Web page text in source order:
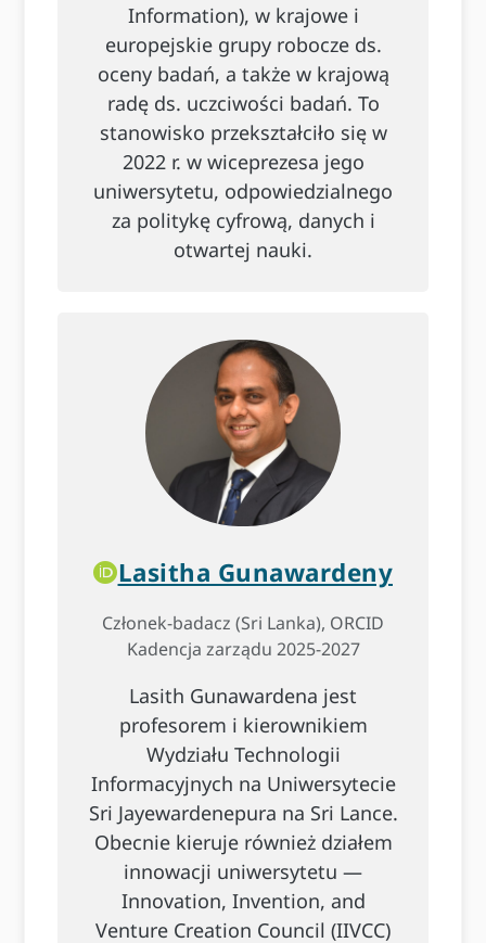
Information), w krajowe i
europejskie grupy robocze ds.
oceny badań, a także w krajową
radę ds. uczciwości badań. To
stanowisko przekształciło się w
2022 r. w wiceprezesa jego
uniwersytetu, odpowiedzialnego
za politykę cyfrową, danych i
otwartej nauki.
Lasitha Gunawardeny
Członek-badacz (Sri Lanka), ORCID
Kadencja zarządu 2025-2027
Lasith Gunawardena jest
profesorem i kierownikiem
Wydziału Technologii
Informacyjnych na Uniwersytecie
Sri Jayewardenepura na Sri Lance.
Obecnie kieruje również działem
innowacji uniwersytetu —
Innovation, Invention, and
Venture Creation Council (IIVCC)